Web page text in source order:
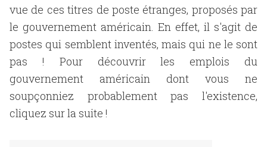
vue de ces titres de poste étranges, proposés par
le gouvernement américain. En effet, il s'agit de
postes qui semblent inventés, mais qui ne le sont
pas ! Pour découvrir les emplois du
gouvernement américain dont vous ne
soupçonniez probablement pas l'existence,
cliquez sur la suite !